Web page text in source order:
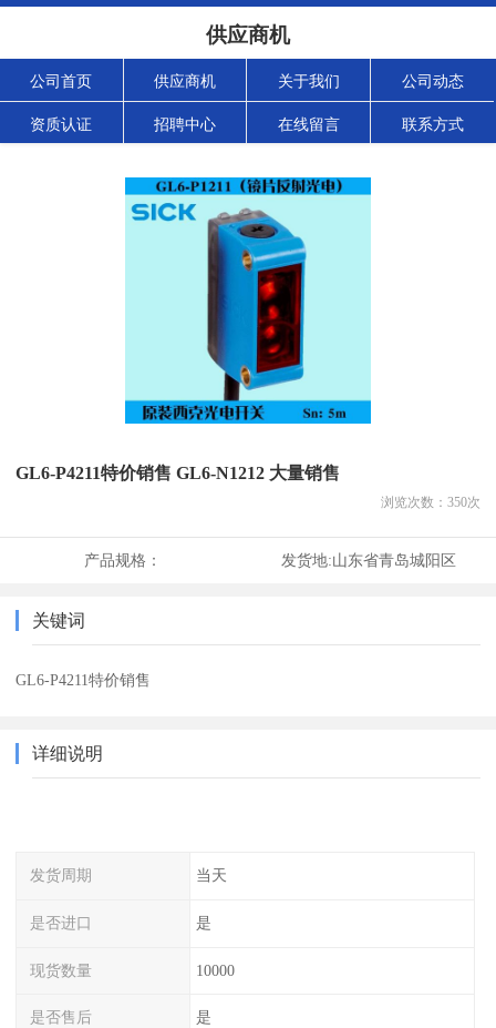
供应商机
公司首页 供应商机 关于我们 公司动态
资质认证 招聘中心 在线留言 联系方式
GL6-P4211特价销售 GL6-N1212 大量销售
浏览次数： 350次
产品规格： 发货地:山东省青岛城阳区
关键词
GL6-P4211特价销售
详细说明
发货周期 当天
是否进口 是
现货数量 10000
是否售后 是